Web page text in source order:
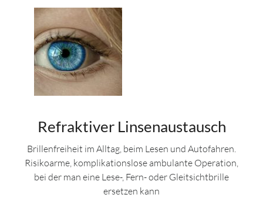
Refraktiver Linsenaustausch
Brillenfreiheit im Alltag, beim Lesen und Autofahren.
Risikoarme, komplikationslose ambulante Operation,
bei der man eine Lese-, Fern- oder Gleitsichtbrille
ersetzen kann